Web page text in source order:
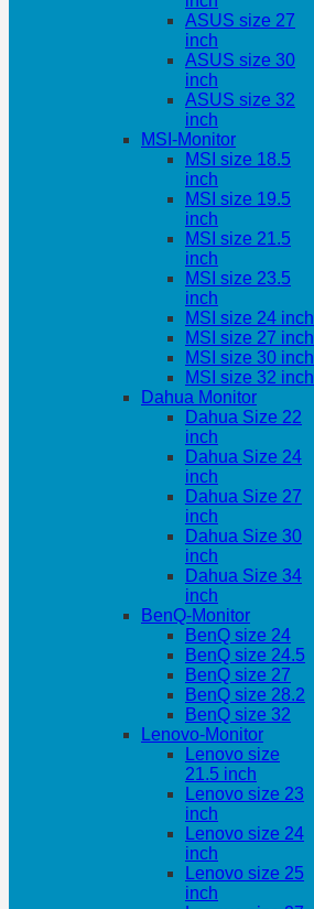
ASUS size 27
inch
ASUS size 30
inch
ASUS size 32
inch
MSI-Monitor
MSI size 18.5
inch
MSI size 19.5
inch
MSI size 21.5
inch
MSI size 23.5
inch
MSI size 24 inch
MSI size 27 inch
MSI size 30 inch
MSI size 32 inch
Dahua Monitor
Dahua Size 22
inch
Dahua Size 24
inch
Dahua Size 27
inch
Dahua Size 30
inch
Dahua Size 34
inch
BenQ-Monitor
BenQ size 24
BenQ size 24.5
BenQ size 27
BenQ size 28.2
BenQ size 32
Lenovo-Monitor
Lenovo size
21.5 inch
Lenovo size 23
inch
Lenovo size 24
inch
Lenovo size 25
inch